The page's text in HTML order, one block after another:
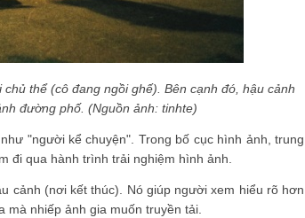
thể (cô đang ngồi ghế). Bên cạnh đó, hậu cảnh
đường phố. (Nguồn ảnh: tinhte)
"người kể chuyện". Trong bố cục hình ảnh, trung
đi qua hành trình trải nghiệm hình ảnh.
cảnh (nơi kết thúc). Nó giúp người xem hiểu rõ hơn
mà nhiếp ảnh gia muốn truyền tải.